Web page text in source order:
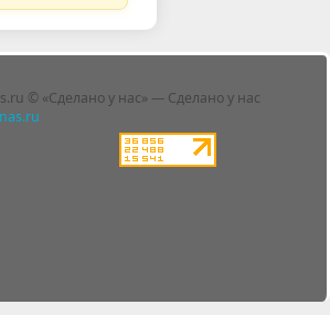
© «Сделано у нас» — Сделано у нас